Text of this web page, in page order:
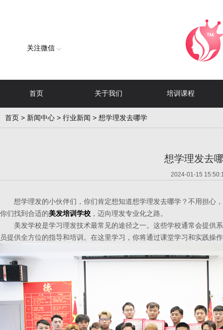
关注微信
首页 关于我们 培训课程
首页 > 新闻中心 > 行业新闻 > 想学理发去哪学
想学理发去
2024-01-15
想学理发的小伙伴们，你们肯定想知道想学理发去哪学？不用担心
你们找到合适的美发培训学校 ，迈向理发专业化之路。
美发学校是学习理发技术最常见的途径之一。这些学校通常会提供
员提供全方位的指导和培训。在这里学习，你将通过课堂学习和实践操